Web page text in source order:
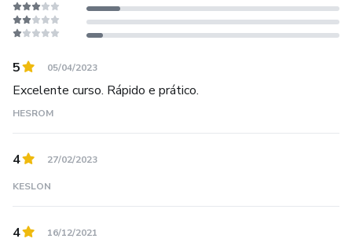
5 05/04/2023
Excelente curso. Rápido e prático.
HESROM
4 27/02/2023
KESLON
4 16/12/2021